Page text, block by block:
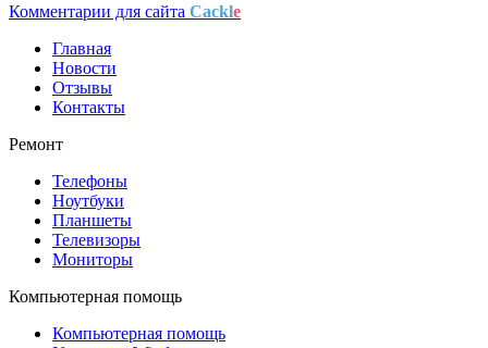
Комментарии для сайта Cackle
Главная
Новости
Отзывы
Контакты
Ремонт
Телефоны
Ноутбуки
Планшеты
Телевизоры
Мониторы
Компьютерная помощь
Компьютерная помощь